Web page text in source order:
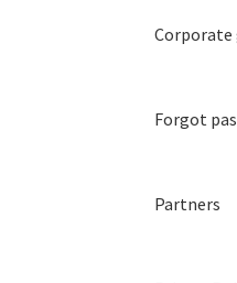
Corporate
Forgot
Partners